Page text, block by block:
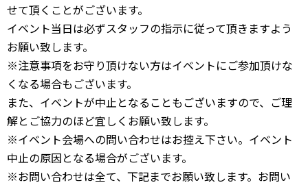
せて頂くことがございます。
イベント当日は必ずスタッフの指示に従って頂きますよう
お願い致します。
※注意事項をお守り頂けない方はイベントにご参加頂けな
くなる場合もございます。
また、イベントが中止となることもございますので、ご理
解とご協力のほど宜しくお願い致します。
※イベント会場への問い合わせはお控え下さい。イベント
中止の原因となる場合がございます。
※お問い合わせは全て、下記までお願い致します。お問い